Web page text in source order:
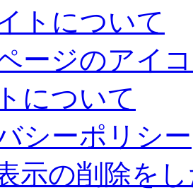
トについて
ージのアイ
について
シーポリシー
示の削除を